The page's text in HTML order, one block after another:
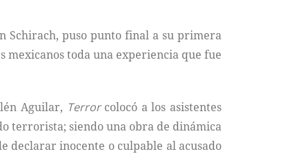
Schirach, puso punto final a su primera
mexicanos toda una experiencia que fue
Aguilar, Terrorcolocó a los asistentes
terrorista; siendo una obra de dinámica
declarar inocente o culpable al acusado